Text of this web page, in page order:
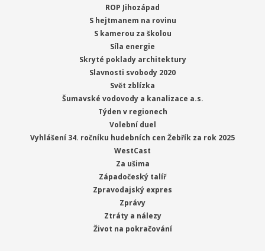
ROP Jihozápad
S hejtmanem na rovinu
S kamerou za školou
Síla energie
Skryté poklady architektury
Slavnosti svobody 2020
Svět zblízka
Šumavské vodovody a kanalizace a.s.
Týden v regionech
Volební duel
Vyhlášení 34. ročníku hudebních cen Žebřík za rok 2025
WestCast
Za ušima
Západočeský talíř
Zpravodajský expres
Zprávy
Ztráty a nálezy
Život na pokračování